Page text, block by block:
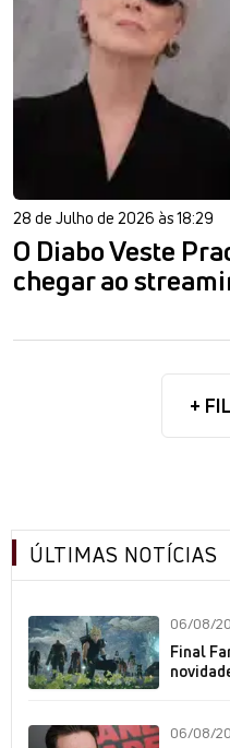
28 de Julho de 2026 às 18:29
O Diabo Veste
chegar ao
+
ÚLTIMAS NOTÍCIAS
06/08/
Final
06/08/